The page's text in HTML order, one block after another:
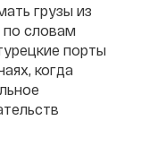
грузы из
по словам
порты
когда